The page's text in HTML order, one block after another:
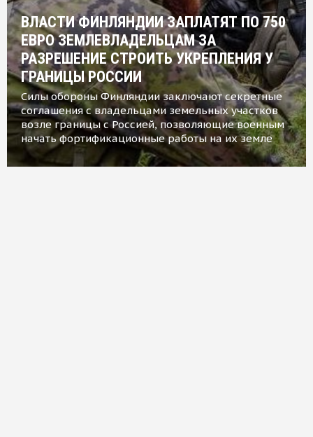
ВЛАСТИ ФИНЛЯНДИИ ЗАПЛАТЯТ ПО 750
ЕВРО ЗЕМЛЕВЛАДЕЛЬЦАМ ЗА
РАЗРЕШЕНИЕ СТРОИТЬ УКРЕПЛЕНИЯ У
ГРАНИЦЫ РОССИИ
Силы обороны Финляндии заключают секретные
соглашения с владельцами земельных участков
возле границы с Россией, позволяющие военным
начать фортификационные работы на их земле